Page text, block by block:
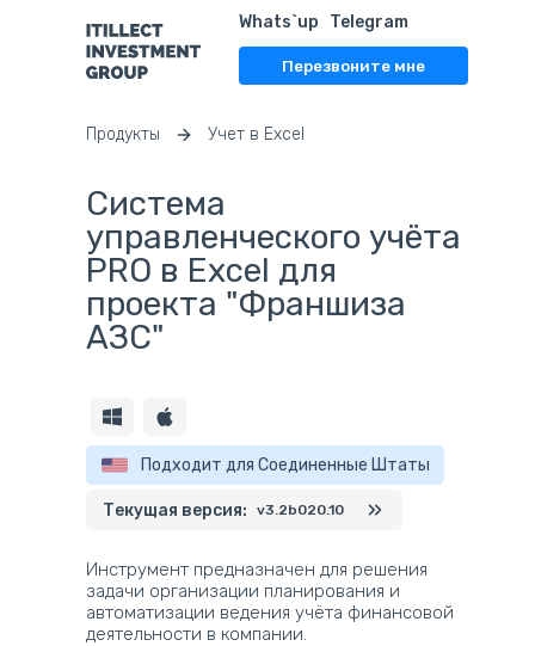
Whats`up Telegram
Перезвоните мне
Продукты Учет в Excel
Система
управленческого учёта
PRO в Excel для
проекта "Франшиза
АЗС"
Подходит для Соединенные Штаты
Текущая версия: v3.2b020.10
Инструмент предназначен для решения
задачи организации планирования и
автоматизации ведения учёта финансовой
деятельности в компании.